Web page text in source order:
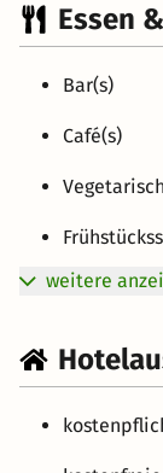
Essen
Bar(s)
Café(s)
weitere